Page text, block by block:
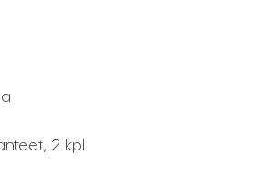
2 kpl